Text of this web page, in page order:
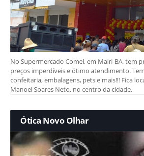
No Supermercado Comel, em Mairi-BA, tem
preços imperdíveis e ótimo atendimento.
confeitaria, embalagens, pets e mais!!! Fica
Manoel Soares Neto, no centro da cidade.
Ótica Novo Olhar